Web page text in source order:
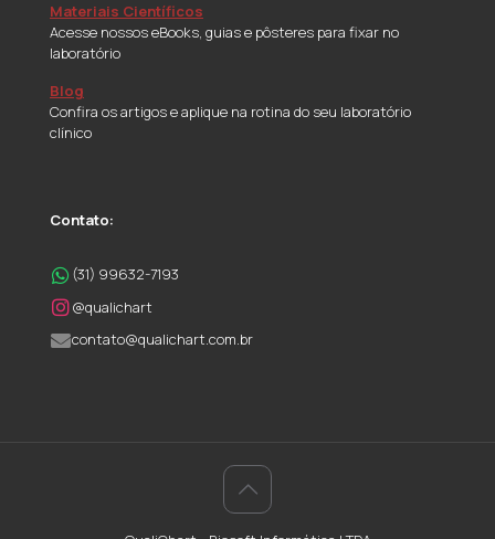
Materiais Científicos
Acesse nossos eBooks, guias e pôsteres para fixar no
laboratório
Blog
Confira os artigos e aplique na rotina do seu laboratório
clínico
Contato:
(31) 99632-7193
@qualichart
contato@qualichart.com.br